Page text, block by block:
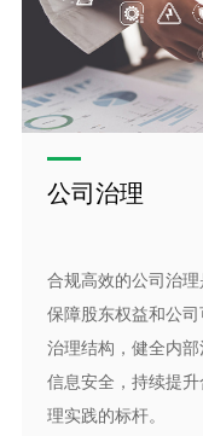
公司治理
合规高效的公司治
保障股东权益和公
治理结构，健全内
信息安全，持续提
理实践的标杆。